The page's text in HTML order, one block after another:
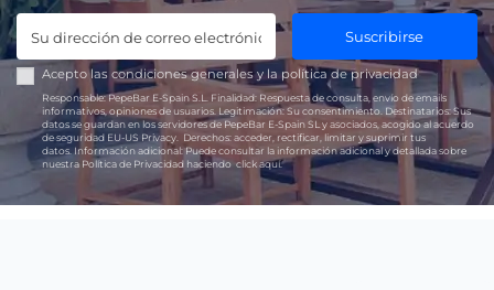
Suscribirse
Acepto las condiciones generales y lapolítica de privacidad
Responsable:PepeBar E-Spain S.L. Finalidad: Respuesta de consulta, envío de emails
informativos, opiniones de usuarios. Legitimación: Su consentimiento. Destinatarios: Sus
datos se guardan en los servidores de PepeBar E-Spain SL y asociados, acogido al acuerdo
de seguridad EU-US Privacy.
Derechos: acceder, rectificar, limitar y suprimir tus
datos. Información adicional:Puede consultar la información adicional y detallada sobre
nuestra Política de Privacidad haciendoclick aquí.